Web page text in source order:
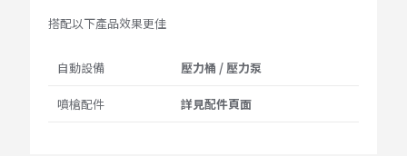
搭配以下產品效果更佳
自動設備 壓力桶 / 壓力泵
噴槍配件 詳見配件頁面